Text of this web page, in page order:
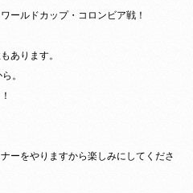
ールドカップ・コロンビア戦！
あります。
。
ーをやりますから楽しみにしてくださ